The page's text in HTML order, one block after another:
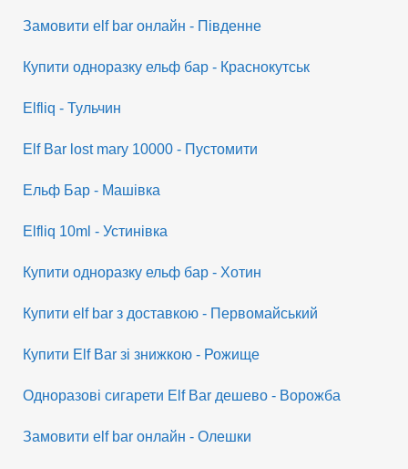
Замовити elf bar онлайн - Південне
Купити одноразку ельф бар - Краснокутськ
Elfliq - Тульчин
Elf Bar lost mary 10000 - Пустомити
Ельф Бар - Машівка
Elfliq 10ml - Устинівка
Купити одноразку ельф бар - Хотин
Купити elf bar з доставкою - Первомайський
Купити Elf Bar зі знижкою - Рожище
Одноразові сигарети Elf Bar дешево - Ворожба
Замовити elf bar онлайн - Олешки